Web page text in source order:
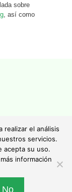
sobre
, así como
propiedad de sus
130247
realizar el análisis
servicios.
acepta su uso.
información
No